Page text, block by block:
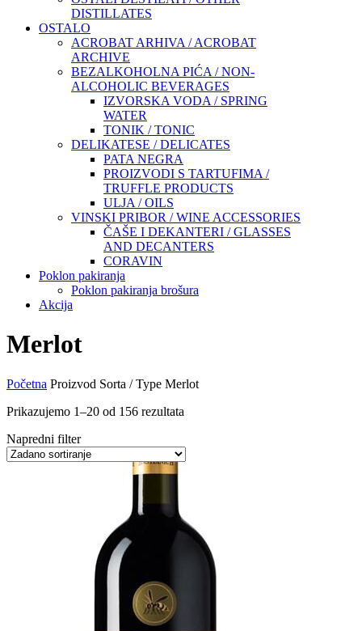
DISTILLATES
OSTALO
ACROBAT ARHIVA / ACROBAT
ARCHIVE
BEZALKOHOLNA PIĆA / NON-
ALCOHOLIC BEVERAGES
IZVORSKA VODA / SPRING
WATER
TONIK / TONIC
DELIKATESE / DELICATES
PATA NEGRA
PROIZVODI S TARTUFIMA /
TRUFFLE PRODUCTS
ULJA / OILS
VINSKI PRIBOR / WINE ACCESSORIES
ČAŠE I DEKANTERI / GLASSES
AND DECANTERS
CORAVIN
Poklon pakiranja
Poklon pakiranja brošura
Akcija
Merlot
Početna Proizvod Sorta / Type Merlot
Prikazujemo 1–20 od 156 rezultata
Napredni filter